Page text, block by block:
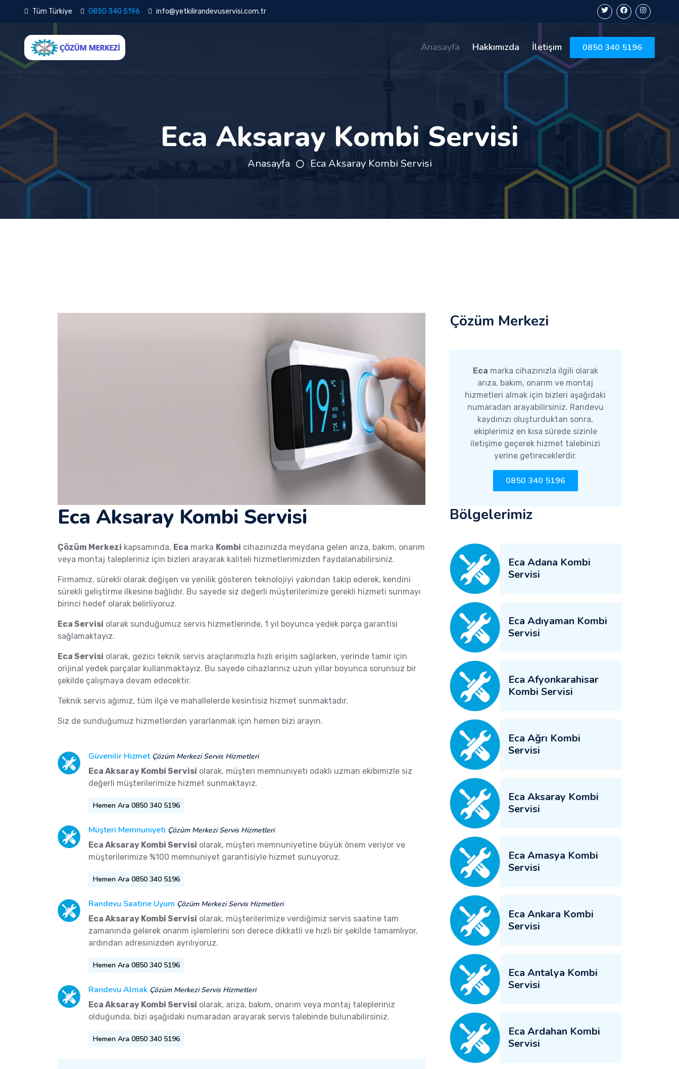
Tüm Türkiye 0850 340 5196 info@yetkilirandevuservisi.com.tr
Anasayfa Hakkımızda İletişim 0850 340 5196
Eca Aksaray Kombi Servisi
Anasayfa Eca Aksaray Kombi Servisi
Eca Aksaray Kombi Servisi
Çözüm Merkezi kapsamında, Eca marka Kombi cihazınızda meydana gelen arıza, bakım, onarım
veya montaj talepleriniz için bizleri arayarak kaliteli hizmetlerimizden faydalanabilirsiniz.
Firmamız, sürekli olarak değişen ve yenilik gösteren teknolojiyi yakından takip ederek, kendini
sürekli geliştirme ilkesine bağlıdır. Bu sayede siz değerli müşterilerimize gerekli hizmeti sunmayı
birinci hedef olarak belirliyoruz.
Eca Servisi olarak sunduğumuz servis hizmetlerinde, 1 yıl boyunca yedek parça garantisi
sağlamaktayız.
Eca Servisi olarak, gezici teknik servis araçlarımızla hızlı erişim sağlarken, yerinde tamir için
orijinal yedek parçalar kullanmaktayız. Bu sayede cihazlarınız uzun yıllar boyunca sorunsuz bir
şekilde çalışmaya devam edecektir.
Teknik servis ağımız, tüm ilçe ve mahallelerde kesintisiz hizmet sunmaktadır.
Siz de sunduğumuz hizmetlerden yararlanmak için hemen bizi arayın.
Güvenilir Hizmet Çözüm Merkezi Servis Hizmetleri
Eca Aksaray Kombi Servisi olarak, müşteri memnuniyeti odaklı uzman ekibimizle siz
değerli müşterilerimize hizmet sunmaktayız.
Hemen Ara 0850 340 5196
Müşteri Memnuniyeti Çözüm Merkezi Servis Hizmetleri
Eca Aksaray Kombi Servisi olarak, müşteri memnuniyetine büyük önem veriyor ve
müşterilerimize %100 memnuniyet garantisiyle hizmet sunuyoruz.
Hemen Ara 0850 340 5196
Randevu Saatine Uyum Çözüm Merkezi Servis Hizmetleri
Eca Aksaray Kombi Servisi olarak, müşterilerimize verdiğimiz servis saatine tam
zamanında gelerek onarım işlemlerini son derece dikkatli ve hızlı bir şekilde tamamlıyor,
ardından adresinizden ayrılıyoruz.
Hemen Ara 0850 340 5196
Randevu Almak Çözüm Merkezi Servis Hizmetleri
Eca Aksaray Kombi Servisi olarak, arıza, bakım, onarım veya montaj talepleriniz
olduğunda, bizi aşağıdaki numaradan arayarak servis talebinde bulunabilirsiniz.
Hemen Ara 0850 340 5196
Çözüm Merkezi
Eca marka cihazınızla ilgili olarak
arıza, bakım, onarım ve montaj
hizmetleri almak için bizleri aşağıdaki
numaradan arayabilirsiniz. Randevu
kaydınızı oluşturduktan sonra,
ekiplerimiz en kısa sürede sizinle
iletişime geçerek hizmet talebinizi
yerine getireceklerdir.
0850 340 5196
Bölgelerimiz
Eca Adana Kombi
Servisi
Eca Adıyaman Kombi
Servisi
Eca Afyonkarahisar
Kombi Servisi
Eca Ağrı Kombi
Servisi
Eca Aksaray Kombi
Servisi
Eca Amasya Kombi
Servisi
Eca Ankara Kombi
Servisi
Eca Antalya Kombi
Servisi
Eca Ardahan Kombi
Servisi